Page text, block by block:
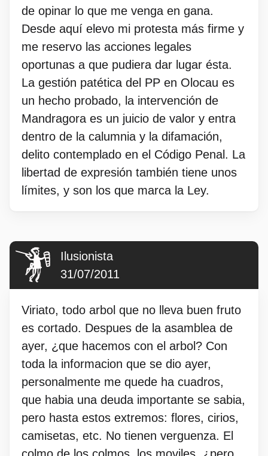
de opinar lo que me venga en gana.
Desde aquí elevo mi protesta más firme y
me reservo las acciones legales
oportunas a que pudiera dar lugar ésta.
La gestión patética del PP en Olocau es
un hecho probado, la intervención de
Mandragora es un juicio de valor y entra
dentro de la calumnia y la difamación,
delito contemplado en el Código Penal. La
libertad de expresión también tiene unos
límites, y son los que marca la Ley.
Ilusionista
31/07/2011
Viriato, todo arbol que no lleva buen fruto
es cortado. Despues de la asamblea de
ayer, ¿que hacemos con el arbol? Con
toda la informacion que se dio ayer,
personalmente me quede ha cuadros,
que habia una deuda importante se sabia,
pero hasta estos extremos: flores, cirios,
camisetas, etc. No tienen verguenza. El